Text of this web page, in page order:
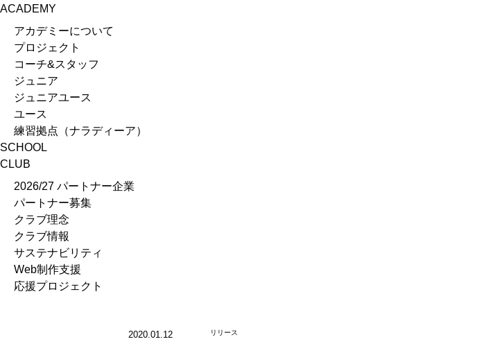
クラブ理念
クラブ情報
サステナビリティ
Web制作支援
応援プロジェクト
ACADEMY
アカデミーについて
プロジェクト
コーチ&スタッフ
ジュニア
ジュニアユース
ユース
練習拠点（ナラディーア）
SCHOOL
CLUB
2026/27 パートナー企業
パートナー募集
クラブ理念
クラブ情報
サステナビリティ
Web制作支援
応援プロジェクト
2020.01.12 リリース